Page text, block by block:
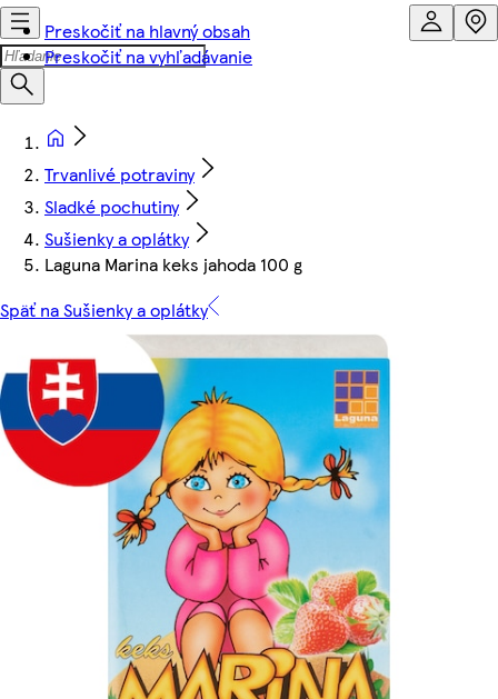
Preskočiť na hlavný obsah
Preskočiť na vyhľadávanie
Trvanlivé potraviny
Sladké pochutiny
Sušienky a oplátky
Laguna Marina keks jahoda 100 g
Späť na Sušienky a oplátky